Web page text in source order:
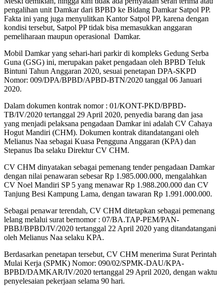
pengalihan unit Damkar dari BPBD ke Bidang Damkar Satpol PP.
Fakta ini yang juga menyulitkan Kantor Satpol PP, karena dengan
kondisi tersebut, Satpol PP tidak bisa memasukkan anggaran
pemeliharaan maupun operasional Damkar.
Mobil Damkar yang sehari-hari parkir di kompleks Gedung Serba
Guna (GSG) ini, merupakan paket pengadaan oleh BPBD Teluk
Bintuni Tahun Anggaran 2020, sesuai penetapan DPA-SKPD
Nomor: 009/DPA/BPBD/APBD-BTN/2020 tanggal 06 Januari
2020.
Dalam dokumen kontrak nomor : 01/KONT-PKD/BPBD-
TB/IV/2020 tertanggal 29 April 2020, penyedia barang dan jasa
yang menjadi pelaksana pengadaan Damkar ini adalah CV Cahaya
Hogut Mandiri (CHM). Dokumen kontrak ditandatangani oleh
Melianus Naa sebagai Kuasa Pengguna Anggaran (KPA) dan
Stepanus Iba selaku Direktur CV CHM.
CV CHM dinyatakan sebagai pemenang tender pengadaan Damkar
dengan nilai penawaran sebesar Rp 1.985.000.000, mengalahkan
CV Noel Mandiri SP 5 yang menawar Rp 1.988.200.000 dan CV
Tanjung Besi Kampung Lama, dengan tawaran Rp 1.991.000.000.
Sebagai penawar terendah, CV CHM ditetapkan sebagai pemenang
lelang melalui surat bernomor : 07/BA.TAP-PEM/PAN-
PBBJ/BPBD/IV/2020 tertanggal 22 April 2020 yang ditandatangani
oleh Melianus Naa selaku KPA.
Berdasarkan penetapan tersebut, CV CHM menerima Surat Perintah
Mulai Kerja (SPMK) Nomor: 090/02/SPMK-DAU/KPA-
BPBD/DAMKAR/IV/2020 tertanggal 29 April 2020, dengan waktu
penyelesaian pekerjaan selama 90 hari.